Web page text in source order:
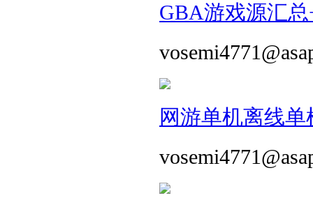
GBA游戏源汇
网游单机离线